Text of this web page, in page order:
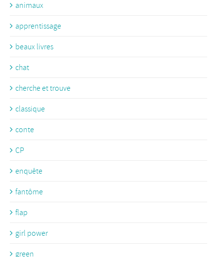
animaux
apprentissage
beaux livres
chat
cherche et trouve
classique
conte
CP
enquête
fantôme
flap
girl power
green